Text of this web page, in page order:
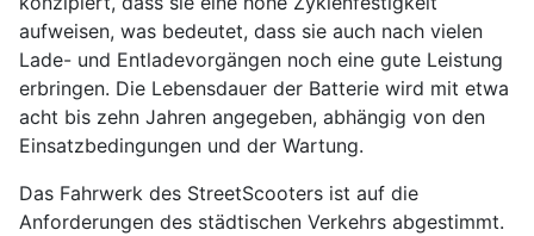
aufweisen, was bedeutet, dass sie auch nach vielen
Lade- und Entladevorgängen noch eine gute Leistung
erbringen. Die Lebensdauer der Batterie wird mit etwa
acht bis zehn Jahren angegeben, abhängig von den
Einsatzbedingungen und der Wartung.
Das Fahrwerk des StreetScooters ist auf die
Anforderungen des städtischen Verkehrs abgestimmt.